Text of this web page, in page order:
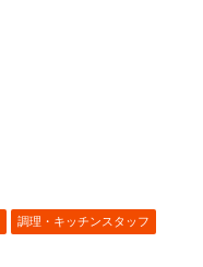
調理・キッチンスタッフ